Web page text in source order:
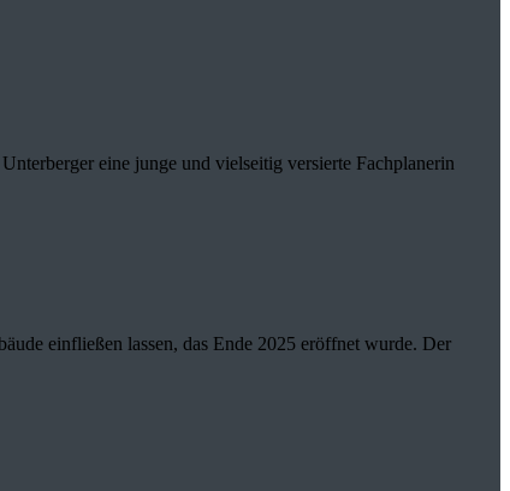
eine junge und vielseitig versierte Fachplanerin
einfließen lassen, das Ende 2025 eröffnet wurde. Der